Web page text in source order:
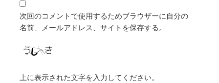
次回のコメントで使用するためブラウザーに自分の
名前、メールアドレス、サイトを保存する。
上に表示された文字を入力してください。